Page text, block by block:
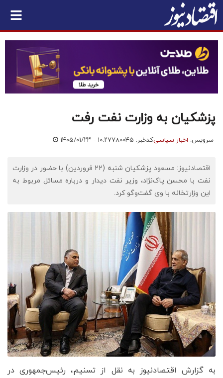
پزشکیان به وزارت نفت رفت
سرویس: اخبار سیاسیکدخبر: ۷۸۰۰۴۵ ۱۴۰۵/۰۱/۲۳ - ۱۰:۲۷
اقتصادنیوز: مسعود پزشکیان شنبه (22 فروردین) با حضور در وزارت
نفت با محسن پاک‌نژاد، وزیر نفت دیدار و درباره مسائل مربوط به
این وزارتخانه با وی گفت‌وگو کرد.
به گزارش اقتصادنیوز به نقل از تسنیم، رئیس‌جمهوری در